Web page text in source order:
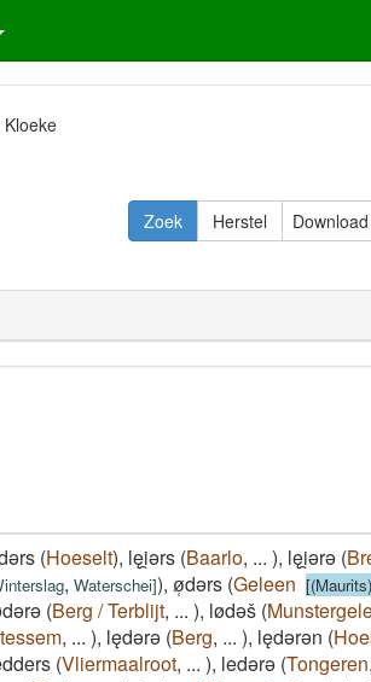
Kloeke
Download
(Hoeselt), lęi̯ǝrs (Baarlo, ... ), lęi̯ǝrǝ (
, Waterschei]), ø̜dǝrs (Geleen
(Berg / Terblijt, ... ), lødǝš (
, ... ), lędǝrǝ (Berg, ... ), lędǝrǝn (
(Vliermaalroot, ... ), ledǝrǝ (Tongeren,